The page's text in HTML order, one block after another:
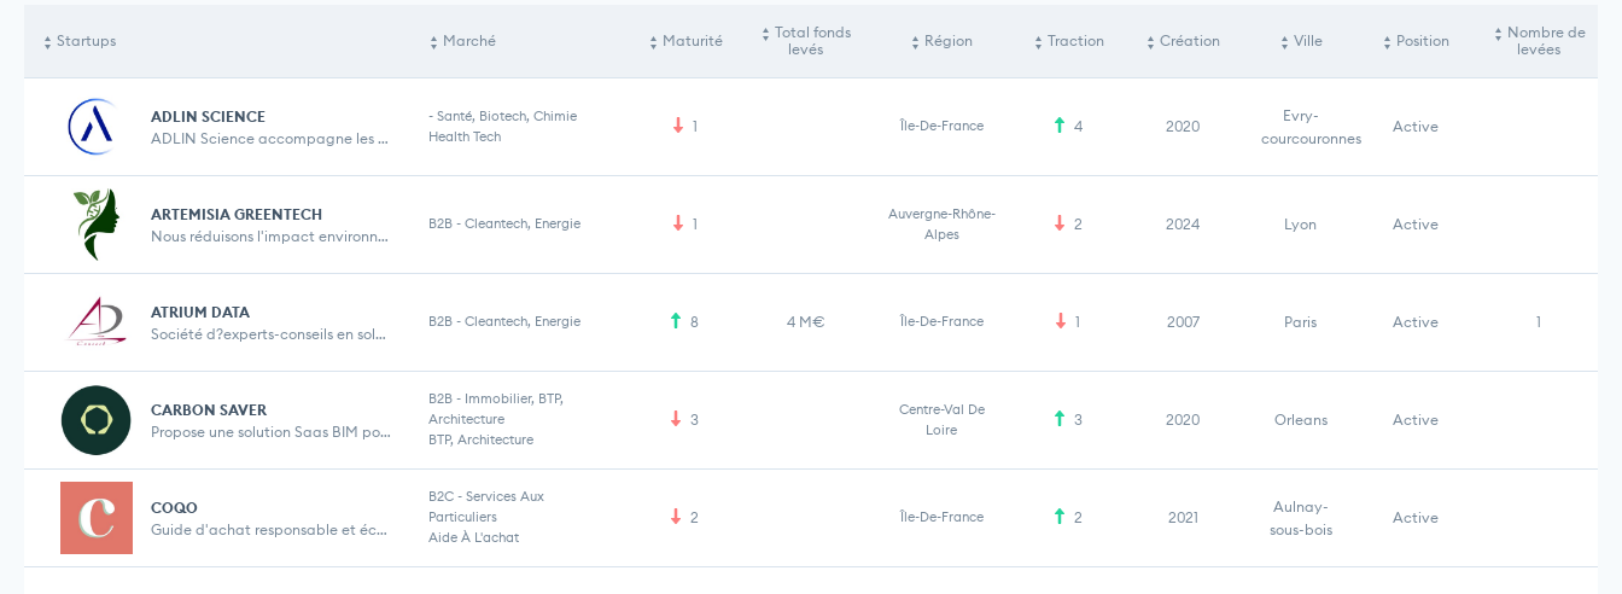
Startups Marché Maturité
Total fonds
levés
Région Traction Création Ville Position
Nombre de
levées
ADLIN SCIENCE
ADLIN Science accompagne les chercheurs dans la ge...
- Santé, Biotech, Chimie
Health Tech
1 Île-De-France 4 2020
Evry-
courcouronnes
Active
ARTEMISIA GREENTECH
Nous réduisons l'impact environnemental des labor...
B2B - Cleantech, Energie 1
Auvergne-Rhône-
Alpes
2 2024 Lyon Active
ATRIUM DATA
Société d?experts-conseils en solutions énergé...
B2B - Cleantech, Energie 8 4 M€ Île-De-France 1 2007 Paris Active 1
CARBON SAVER
Propose une solution Saas BIM pour les architectes...
B2B - Immobilier, BTP,
Architecture
BTP, Architecture
3
Centre-Val De
Loire
3 2020 Orleans Active
COQO
Guide d'achat responsable et écolo des produits p...
B2C - Services Aux
Particuliers
Aide À L'achat
2 Île-De-France 2 2021
Aulnay-
sous-bois
Active